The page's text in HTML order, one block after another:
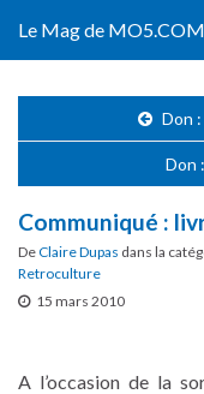
Le Mag de MO5.COM
Don
Don
Communiqué :
DeClaire Dupas dans la
Retroculture
15 mars 2010
A l’occasion de la